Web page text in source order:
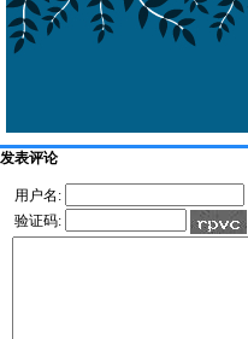
发表评论
用户名:
验证码: